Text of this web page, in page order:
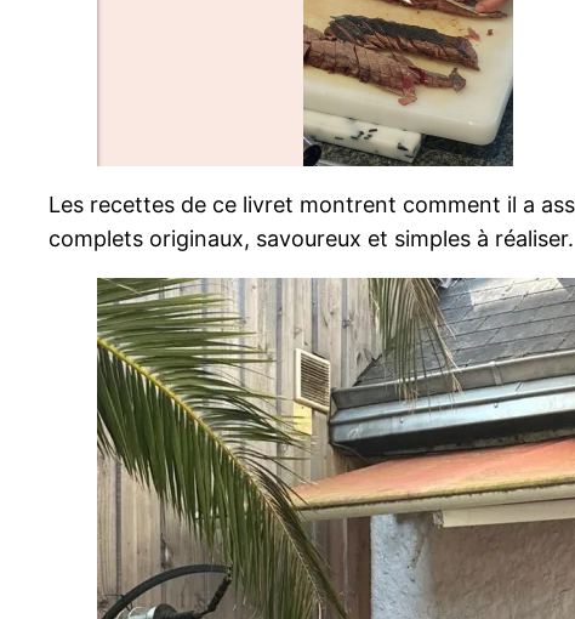
Les recettes de ce livret montrent comment il a
complets originaux, savoureux et simples à réaliser.